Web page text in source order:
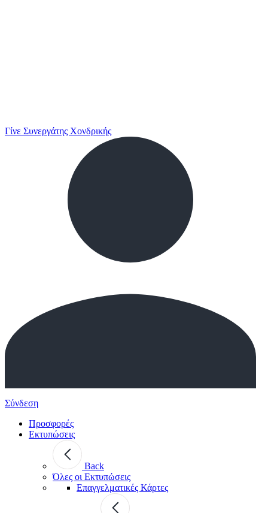
Γίνε Συνεργάτης Χονδρικής
Σύνδεση
Προσφορές
Εκτυπώσεις
Back
Όλες οι Εκτυπώσεις
Επαγγελματικές Κάρτες